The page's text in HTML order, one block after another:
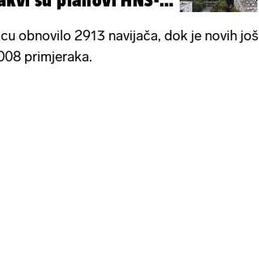
obnovilo 2913 navijača, dok je novih još
primjeraka.